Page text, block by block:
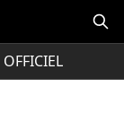
OFFICIEL